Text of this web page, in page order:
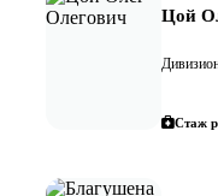
Цой
Стаж